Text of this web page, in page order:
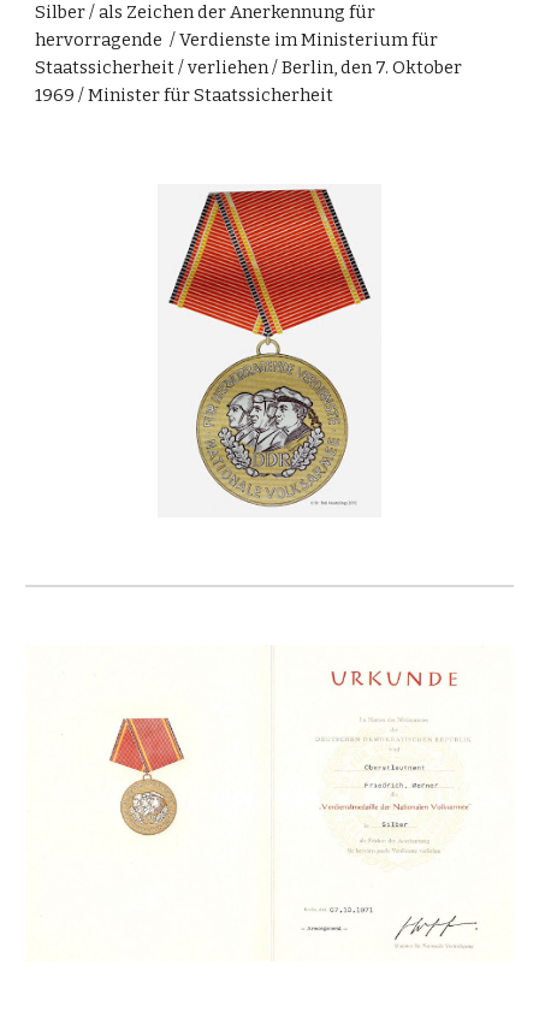
Silber / als Zeichen der Anerkennung für
hervorragende / Verdienste im Ministerium für
Staatssicherheit / verliehen / Berlin, den 7. Oktober
1969 / Minister für Staatssicherheit